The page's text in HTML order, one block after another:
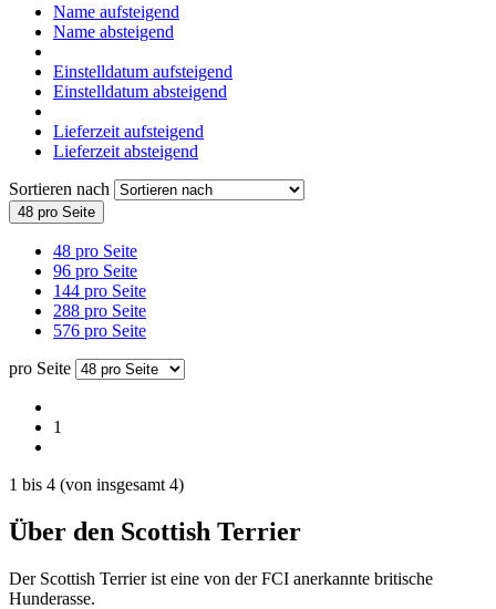
Name aufsteigend
Name absteigend
Einstelldatum aufsteigend
Einstelldatum absteigend
Lieferzeit aufsteigend
Lieferzeit absteigend
Sortieren nach
48 pro Seite
48 pro Seite
96 pro Seite
144 pro Seite
288 pro Seite
576 pro Seite
pro Seite
1
1 bis 4 (von insgesamt 4)
Über den Scottish Terrier
Der Scottish Terrier ist eine von der FCI anerkannte britische
Hunderasse.